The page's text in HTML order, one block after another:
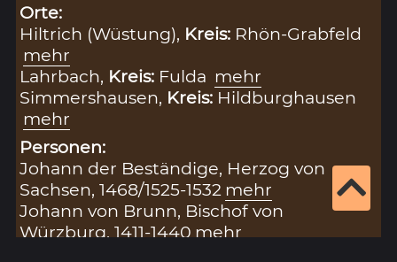
Orte:
Hiltrich (Wüstung), Kreis: Rhön-Grabfeld
mehr
Lahrbach, Kreis: Fulda mehr
Simmershausen, Kreis: Hildburghausen
mehr
Personen:
Johann der Beständige, Herzog von
Sachsen, 1468/1525-1532 mehr
Johann von Brunn, Bischof von
Würzburg, 1411-1440 mehr